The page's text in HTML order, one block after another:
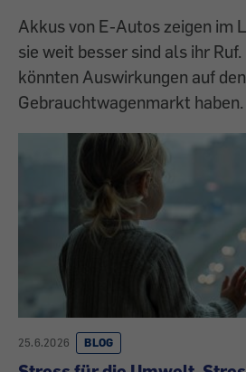
Akkus von E-Autos zeigen im
sie weit besser sind als ihr
könnten Auswirkungen auf den
Gebrauchtwagenmarkt haben.
25.6.2026 BLOG